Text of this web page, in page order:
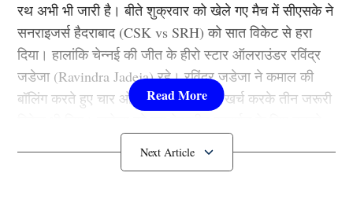
रथ अभी भी जारी है। बीते शुक्रवार को खेले गए मैच में सीएसके ने
सनराइजर्स हैदराबाद (CSK vs SRH) को सात विकेट से हरा
दिया। हालांकि चेन्नई की जीत के हीरो स्टार ऑलराउंडर रविंद्र
जडेजा (Ravindra Jadeja) रहे। रविंद्र जडेजा ने कमाल की
बॉलिंग करते हुए चार ओवर में मात्र 22 रन खर्च करके तीन जरूरी
प्लेयर ऑफ द मैच भी चुना गया।